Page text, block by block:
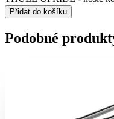
Přidat do košíku
Podobné